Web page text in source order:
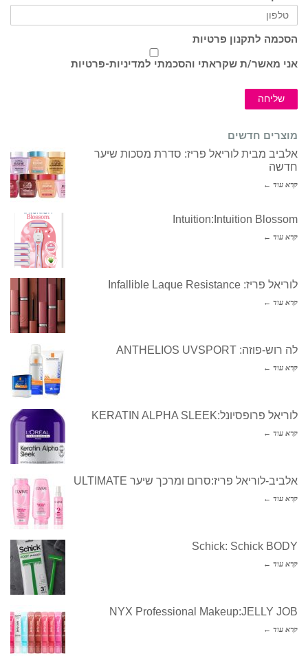
הסכמה לתקנון פרטיות
אני מאשר/ת שקראתי והסכמתי למדיניות-פרטיות
שליחה
מוצרים חדשים
אלביב מבית לוריאל פריז: סדרת מסכות שיער
חדשה
קרא עוד ←
Intuition:Intuition Blossom
קרא עוד ←
לוריאל פריז: Infallible Laque Resistance
קרא עוד ←
לה רוש-פוזה: ANTHELIOS UVSPORT
קרא עוד ←
לוריאל פרופסיונל:KERATIN ALPHA SLEEK
קרא עוד ←
אלביב-לוריאל פריז:סרום ומרכך שיער ULTIMATE
קרא עוד ←
Schick: Schick BODY
קרא עוד ←
NYX Professional Makeup:JELLY JOB
קרא עוד ←